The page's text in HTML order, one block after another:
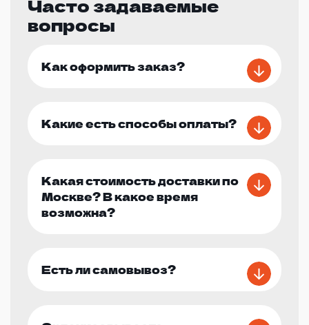
Часто задаваемые
вопросы
Как оформить заказ?
Какие есть способы оплаты?
Какая стоимость доставки по
Москве? В какое время
возможна?
Есть ли самовывоз?